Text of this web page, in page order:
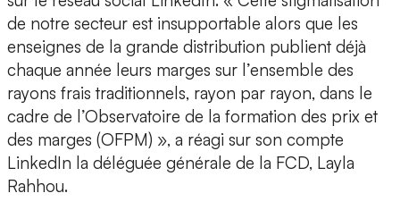
de notre secteur est insupportable alors que les
enseignes de la grande distribution publient déjà
chaque année leurs marges sur l’ensemble des
rayons frais traditionnels, rayon par rayon, dans le
cadre de l’Observatoire de la formation des prix et
des marges (OFPM) », a réagi sur son compte
LinkedIn la déléguée générale de la FCD, Layla
Rahhou.